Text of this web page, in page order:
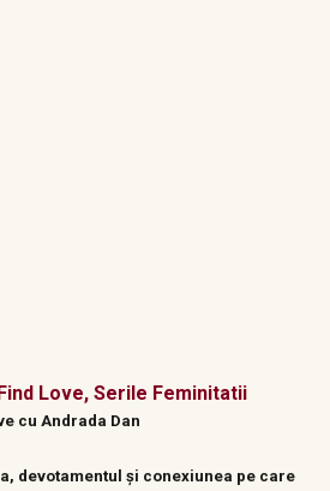
Love, Serile Feminitatii
cu Andrada Dan
devotamentul și conexiunea pe care